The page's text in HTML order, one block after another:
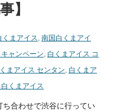
】
くまアイス, 南国白くまアイ
ャンペーン, 白くまアイス コ
まアイス センタン, 白くまア
くまアイス
合わせで渋谷に行ってい